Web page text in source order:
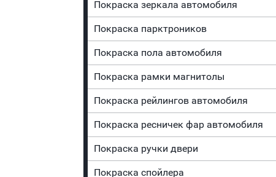
Покраска зеркала автомобиля
Покраска парктроников
Покраска пола автомобиля
Покраска рамки магнитолы
Покраска рейлингов автомобиля
Покраска ресничек фар автомобиля
Покраска ручки двери
Покраска спойлера